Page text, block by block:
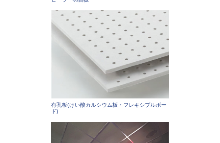
有孔板(けい酸カルシウム板・フレキシブルボー
ド)